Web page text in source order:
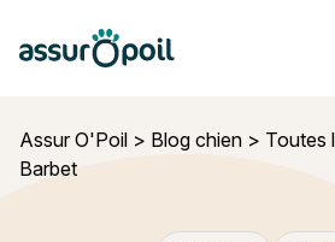
Assur O'Poil
Assur O'Poil > Blog chien > Toutes
Barbet